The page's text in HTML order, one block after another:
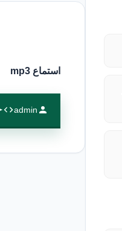
استماع mp3
admin